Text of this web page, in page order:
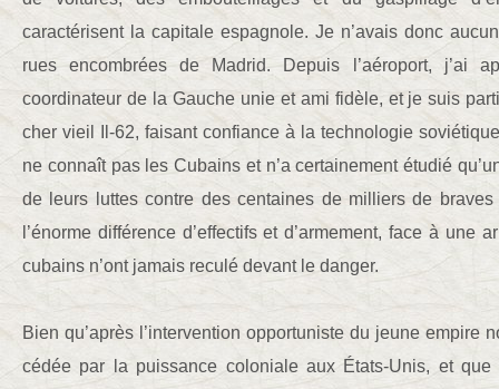
caractérisent la capitale espagnole. Je n’avais donc
rues encombrées de Madrid. Depuis l’aéroport, j’ai
coordinateur de la Gauche unie et ami fidèle, et je suis
cher vieil Il-62, faisant confiance à la technologie
ne connaît pas les Cubains et n’a certainement étudié
de leurs luttes contre des centaines de milliers de
l’énorme différence d’effectifs et d’armement, face à une
cubains n’ont jamais reculé devant le danger.
Bien qu’après l’intervention opportuniste du jeune empire
cédée par la puissance coloniale aux États-Unis, et